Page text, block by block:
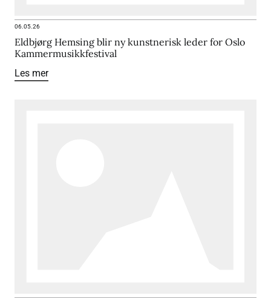
06.05.26
Eldbjørg Hemsing blir ny kunstnerisk leder for Oslo
Kammermusikkfestival
Les mer